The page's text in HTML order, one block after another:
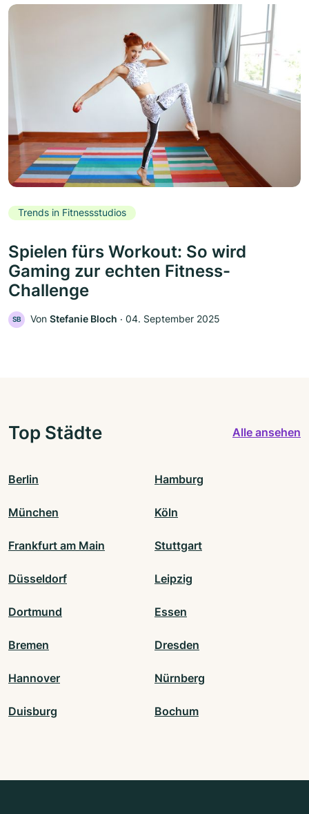
Trends in Fitnessstudios
Spielen fürs Workout: So wird
Gaming zur echten Fitness-
Challenge
SB Von Stefanie Bloch ‧ 04. September 2025
Top Städte Alle ansehen
Berlin Hamburg
München Köln
Frankfurt am Main Stuttgart
Düsseldorf Leipzig
Dortmund Essen
Bremen Dresden
Hannover Nürnberg
Duisburg Bochum